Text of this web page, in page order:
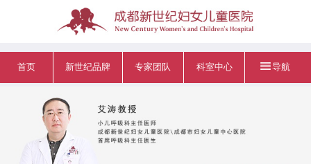
首页 新世纪品牌 专家团队 科室中心 导航